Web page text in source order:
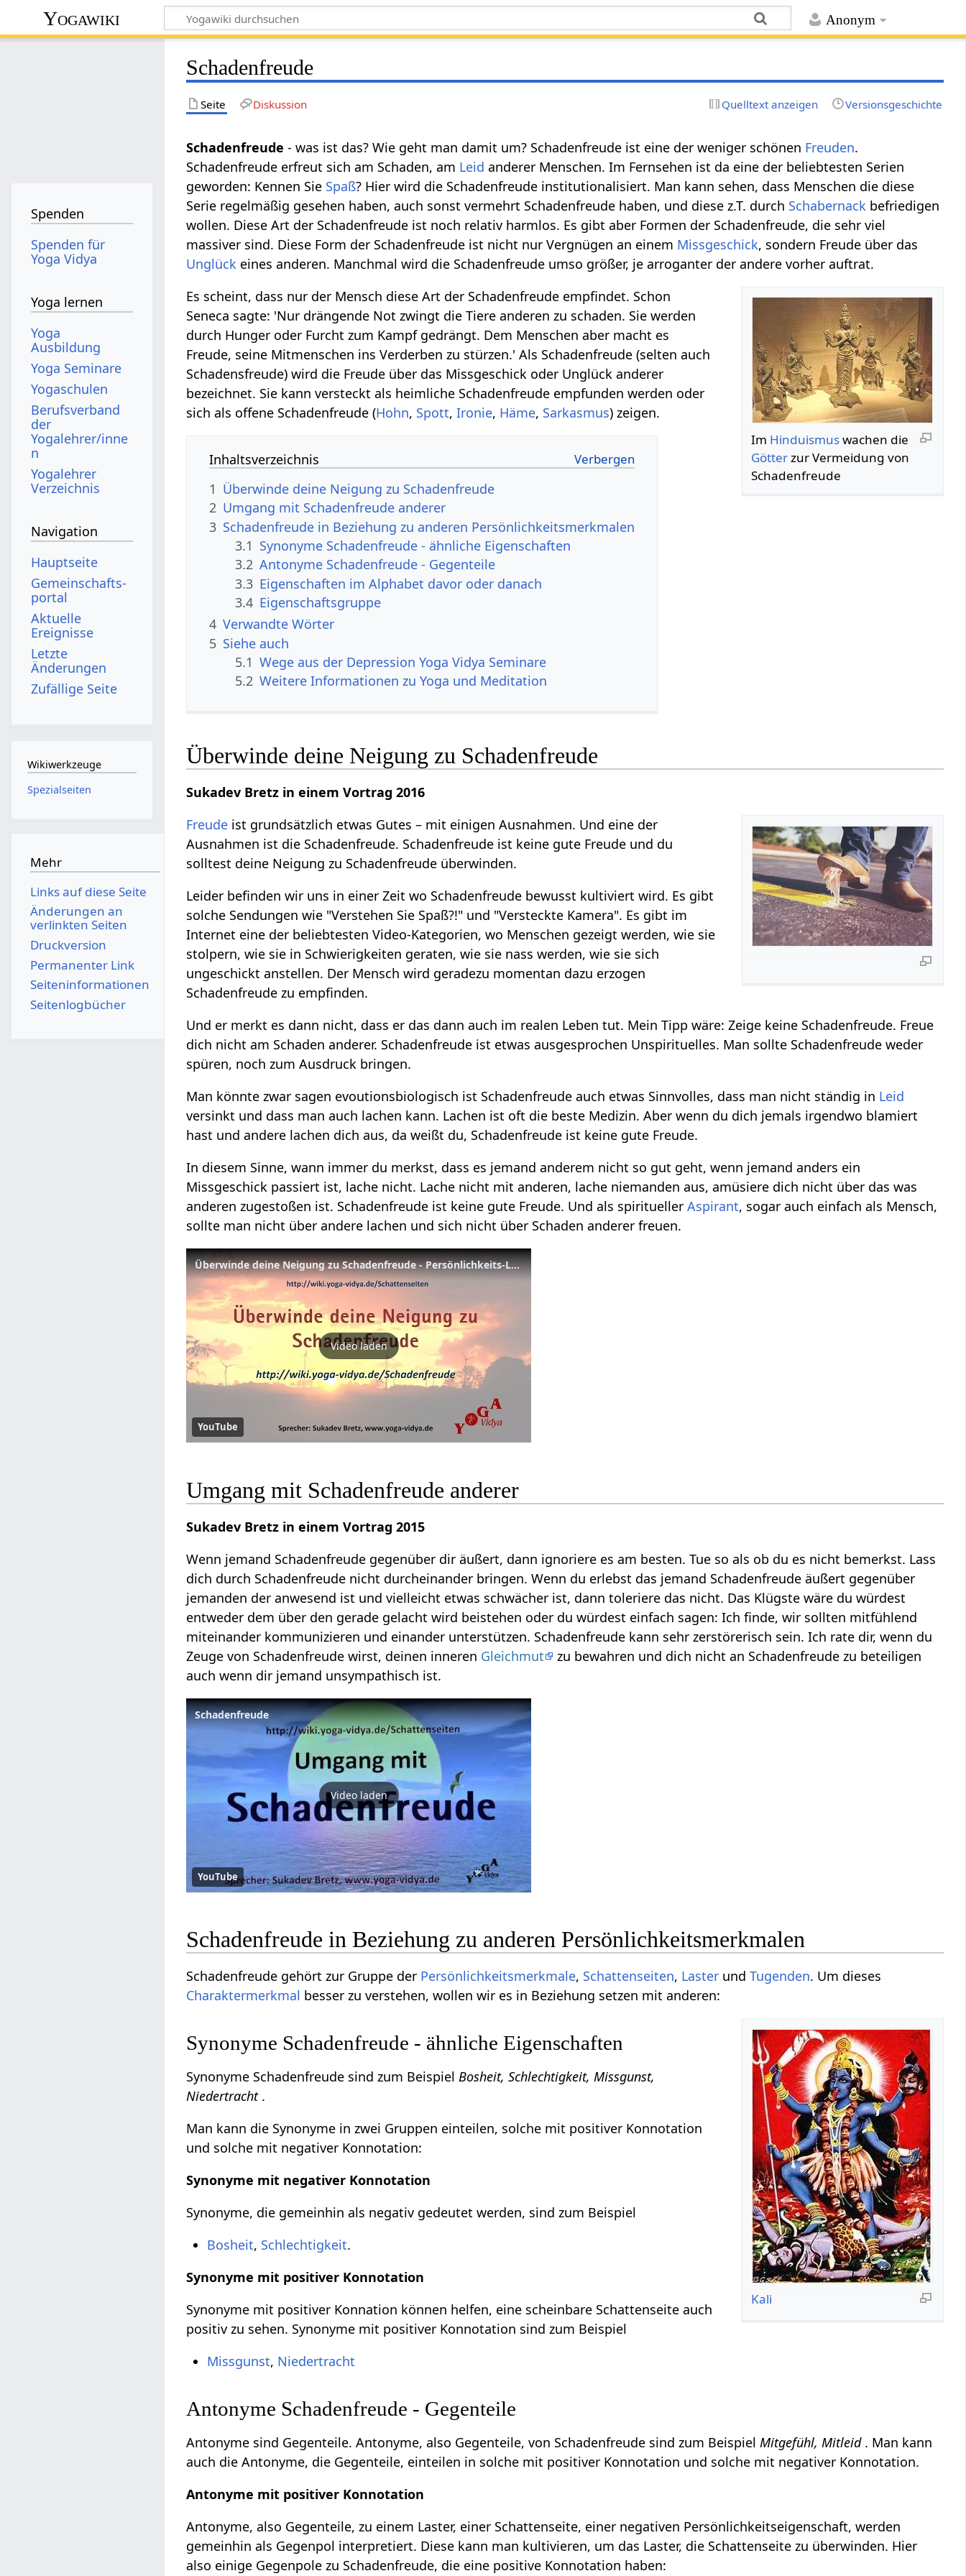
Anonym
Yogawiki
Schadenfreude
Seite Diskussion Quelltext anzeigen Versionsgeschichte
Schadenfreude - was ist das? Wie geht man damit um? Schadenfreude ist eine der weniger schönen Freuden.
Schadenfreude erfreut sich am Schaden, am Leid anderer Menschen. Im Fernsehen ist da eine der beliebtesten Serien
geworden: Kennen Sie Spaß? Hier wird die Schadenfreude institutionalisiert. Man kann sehen, dass Menschen die diese
Serie regelmäßig gesehen haben, auch sonst vermehrt Schadenfreude haben, und diese z.T. durch Schabernack befriedigen
wollen. Diese Art der Schadenfreude ist noch relativ harmlos. Es gibt aber Formen der Schadenfreude, die sehr viel
massiver sind. Diese Form der Schadenfreude ist nicht nur Vergnügen an einem Missgeschick, sondern Freude über das
Unglück eines anderen. Manchmal wird die Schadenfreude umso größer, je arroganter der andere vorher auftrat.
Im Hinduismuswachen die
Götterzur Vermeidung von
Schadenfreude
Es scheint, dass nur der Mensch diese Art der Schadenfreude empfindet. Schon
Seneca sagte: 'Nur drängende Not zwingt die Tiere anderen zu schaden. Sie werden
durch Hunger oder Furcht zum Kampf gedrängt. Dem Menschen aber macht es
Freude, seine Mitmenschen ins Verderben zu stürzen.' Als Schadenfreude (selten auch
Schadensfreude) wird die Freude über das Missgeschick oder Unglück anderer
bezeichnet. Sie kann versteckt als heimliche Schadenfreude empfunden werden oder
sich als offene Schadenfreude (Hohn, Spott,Ironie, Häme, Sarkasmus) zeigen.
Inhaltsverzeichnis
1 Überwinde deine Neigung zu Schadenfreude
2 Umgang mit Schadenfreude anderer
3 Schadenfreude in Beziehung zu anderen Persönlichkeitsmerkmalen
3.1 Synonyme Schadenfreude - ähnliche Eigenschaften
3.2 Antonyme Schadenfreude - Gegenteile
3.3 Eigenschaften im Alphabet davor oder danach
3.4 Eigenschaftsgruppe
4 Verwandte Wörter
5 Siehe auch
5.1 Wege aus der Depression Yoga Vidya Seminare
5.2 Weitere Informationen zu Yoga und Meditation
Überwinde deine Neigung zu Schadenfreude
Sukadev Bretz in einem Vortrag 2016
Freude ist grundsätzlich etwas Gutes – mit einigen Ausnahmen. Und eine der
Ausnahmen ist die Schadenfreude. Schadenfreude ist keine gute Freude und du
solltest deine Neigung zu Schadenfreude überwinden.
Leider befinden wir uns in einer Zeit wo Schadenfreude bewusst kultiviert wird. Es gibt
solche Sendungen wie "Verstehen Sie Spaß?!" und "Versteckte Kamera". Es gibt im
Internet eine der beliebtesten Video-Kategorien, wo Menschen gezeigt werden, wie sie
stolpern, wie sie in Schwierigkeiten geraten, wie sie nass werden, wie sie sich
ungeschickt anstellen. Der Mensch wird geradezu momentan dazu erzogen
Schadenfreude zu empfinden.
Und er merkt es dann nicht, dass er das dann auch im realen Leben tut. Mein Tipp wäre: Zeige keine Schadenfreude. Freue
dich nicht am Schaden anderer. Schadenfreude ist etwas ausgesprochen Unspirituelles. Man sollte Schadenfreude weder
spüren, noch zum Ausdruck bringen.
Man könnte zwar sagen evoutionsbiologisch ist Schadenfreude auch etwas Sinnvolles, dass man nicht ständig in Leid
versinkt und dass man auch lachen kann. Lachen ist oft die beste Medizin. Aber wenn du dich jemals irgendwo blamiert
hast und andere lachen dich aus, da weißt du, Schadenfreude ist keine gute Freude.
In diesem Sinne, wann immer du merkst, dass es jemand anderem nicht so gut geht, wenn jemand anders ein
Missgeschick passiert ist, lache nicht. Lache nicht mit anderen, lache niemanden aus, amüsiere dich nicht über das was
anderen zugestoßen ist. Schadenfreude ist keine gute Freude. Und als spirituellerAspirant, sogar auch einfach als Mensch,
sollte man nicht über andere lachen und sich nicht über Schaden anderer freuen.
Überwinde deine Neigung zu Schadenfreude - Persönlichkeits-Lexikon
Video laden
YouTube
Umgang mit Schadenfreude anderer
Sukadev Bretz in einem Vortrag 2015
Wenn jemand Schadenfreude gegenüber dir äußert, dann ignoriere es am besten. Tue so als ob du es nicht bemerkst. Lass
dich durch Schadenfreude nicht durcheinander bringen. Wenn du erlebst das jemand Schadenfreude äußert gegenüber
jemanden der anwesend ist und vielleicht etwas schwächer ist, dann toleriere das nicht. Das Klügste wäre du würdest
entweder dem über den gerade gelacht wird beistehen oder du würdest einfach sagen: Ich finde, wir sollten mitfühlend
miteinander kommunizieren und einander unterstützen. Schadenfreude kann sehr zerstörerisch sein. Ich rate dir, wenn du
Zeuge von Schadenfreude wirst, deinen inneren Gleichmut
zu bewahren und dich nicht an Schadenfreude zu beteiligen
auch wenn dir jemand unsympathisch ist.
Schadenfreude
Video laden
YouTube
Schadenfreude in Beziehung zu anderen Persönlichkeitsmerkmalen
Schadenfreude gehört zur Gruppe der Persönlichkeitsmerkmale, Schattenseiten, Laster undTugenden. Um dieses
Charaktermerkmal besser zu verstehen, wollen wir es in Beziehung setzen mit anderen:
Kali
Synonyme Schadenfreude - ähnliche Eigenschaften
Synonyme Schadenfreude sind zum BeispielBosheit, Schlechtigkeit, Missgunst,
Niedertracht .
Man kann die Synonyme in zwei Gruppen einteilen, solche mit positiver Konnotation
und solche mit negativer Konnotation:
Synonyme mit negativer Konnotation
Synonyme, die gemeinhin als negativ gedeutet werden, sind zum Beispiel
Bosheit, Schlechtigkeit.
Synonyme mit positiver Konnotation
Synonyme mit positiver Konnation können helfen, eine scheinbare Schattenseite auch
positiv zu sehen. Synonyme mit positiver Konnotation sind zum Beispiel
Missgunst, Niedertracht
Antonyme Schadenfreude - Gegenteile
Antonyme sind Gegenteile. Antonyme, also Gegenteile, von Schadenfreude sind zum BeispielMitgefühl, Mitleid . Man kann
auch die Antonyme, die Gegenteile, einteilen in solche mit positiver Konnotation und solche mit negativer Konnotation.
Antonyme mit positiver Konnotation
Antonyme, also Gegenteile, zu einem Laster, einer Schattenseite, einer negativen Persönlichkeitseigenschaft, werden
gemeinhin als Gegenpol interpretiert. Diese kann man kultivieren, um das Laster, die Schattenseite zu überwinden. Hier
also einige Gegenpole zu Schadenfreude, die eine positive Konnotation haben:
Spenden
Spenden für
Yoga Vidya
Yoga lernen
Yoga
Ausbildung
Yoga Seminare
Yogaschulen
Berufsverband
der
Yogalehrer/inne
n
Yogalehrer
Verzeichnis
Navigation
Hauptseite
Gemeinschafts­
portal
Aktuelle
Ereignisse
Letzte
Änderungen
Zufällige Seite
Wikiwerkzeuge
Spezialseiten
Mehr
Links auf diese Seite
Änderungen an
verlinkten Seiten
Druckversion
Permanenter Link
Seiten­­informationen
Seitenlogbücher